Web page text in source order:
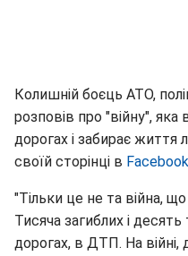
Колишній боєць АТО,
розповів про "війну", яка
дорогах і забирає
своїй сторінці в Facebook
"Тільки це не та війна, що
Тисяча загиблих і
дорогах, в ДТП. На